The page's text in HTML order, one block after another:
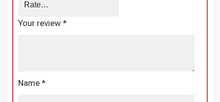
Your review *
Name *